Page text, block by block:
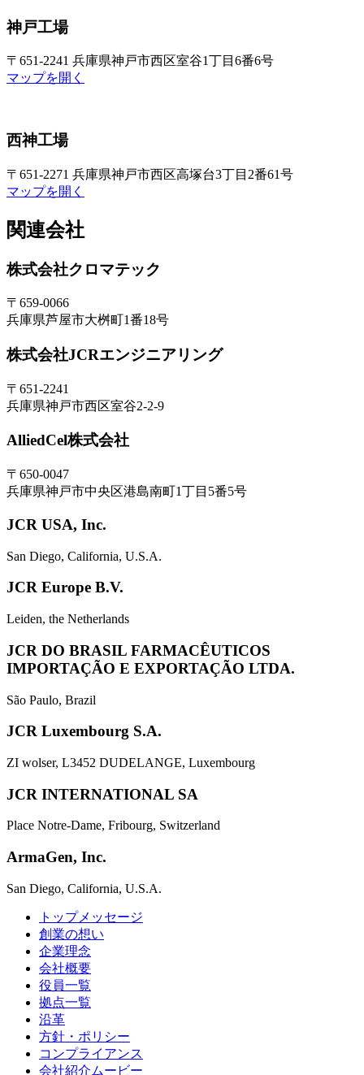
神戸工場
〒651-2241 兵庫県神戸市西区室谷1丁目6番6号
マップを開く
西神工場
〒651-2271 兵庫県神戸市西区高塚台3丁目2番61号
マップを開く
関連会社
株式会社クロマテック
〒659-0066
兵庫県芦屋市大桝町1番18号
株式会社JCRエンジニアリング
〒651-2241
兵庫県神戸市西区室谷2-2-9
AlliedCel株式会社
〒650-0047
兵庫県神戸市中央区港島南町1丁目5番5号
JCR USA, Inc.
San Diego, California, U.S.A.
JCR Europe B.V.
Leiden, the Netherlands
JCR DO BRASIL FARMACÊUTICOS
IMPORTAÇÃO E EXPORTAÇÃO LTDA.
São Paulo, Brazil
JCR Luxembourg S.A.
ZI wolser, L3452 DUDELANGE, Luxembourg
JCR INTERNATIONAL SA
Place Notre-Dame, Fribourg, Switzerland
ArmaGen, Inc.
San Diego, California, U.S.A.
トップメッセージ
創業の想い
企業理念
会社概要
役員一覧
拠点一覧
沿革
方針・ポリシー
コンプライアンス
会社紹介ムービー